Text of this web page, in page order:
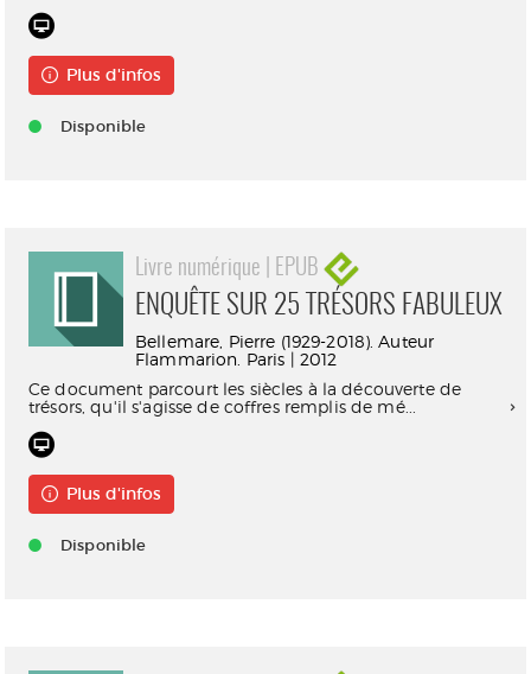
Plus d'infos
Disponible
Livre numérique | EPUB
ENQUÊTE SUR 25 TRÉSORS FABULEUX
Bellemare, Pierre (1929-2018). Auteur
Flammarion. Paris | 2012
Ce document parcourt les siècles à la découverte de
trésors, qu'il s'agisse de coffres remplis de mé...
Plus d'infos
Disponible